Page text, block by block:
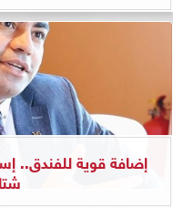
إضافة قوية للفندق..